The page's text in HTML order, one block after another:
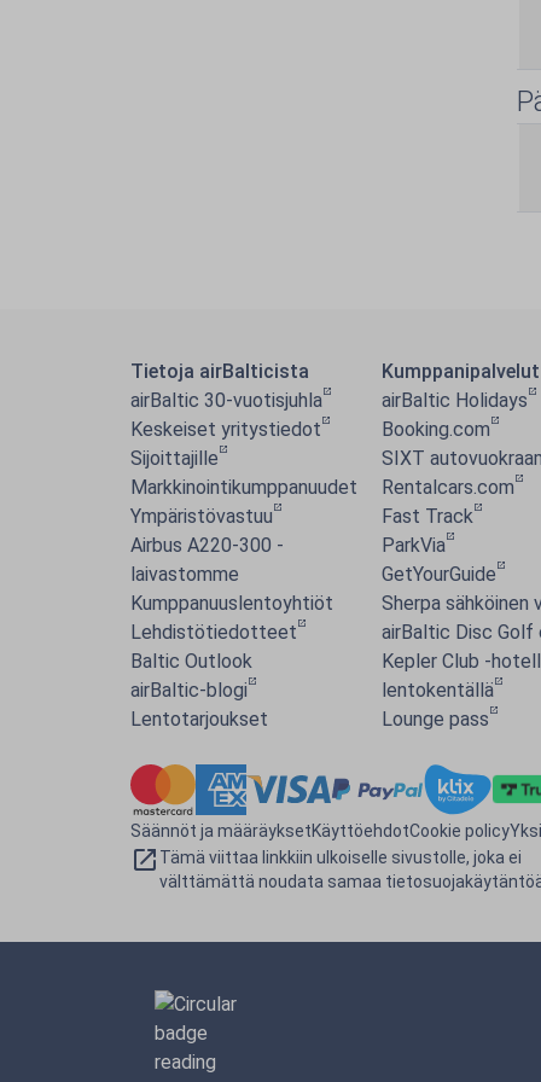
Tietoja airBalticista
airBaltic 30-vuotisjuhla
Keskeiset yritystiedot
Sijoittajille
Markkinointikumppanuudet
Ympäristövastuu
Airbus A220-300 -
laivastomme
Kumppanuuslentoyhtiöt
Lehdistötiedotteet
Baltic Outlook
airBaltic-blogi
Lentotarjoukset
Kumppanipalvelut
airBaltic Holidays
Booking.com
SIXT
Rentalcars.com
Fast Track
ParkVia
GetYourGuide
Sherpa sähköinen
airBaltic Disc Golf
Kepler Club -
lentokentällä
Lounge pass
Säännöt ja määräyksetKäyttöehdotCookie policy
Tämä viittaa linkkiin ulkoiselle sivustolle, joka ei
välttämättä noudata samaa